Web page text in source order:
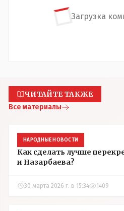
Загрузка
ЧИТАЙТЕ ТАКЖЕ
Все материалы
НАРОДНЫЕ НОВОСТИ
Как сделать лучше
и Назарбаева?
30 марта 2026 г. в 15:34 1409